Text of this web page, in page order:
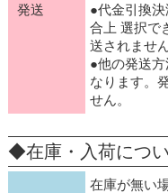
発送
●代金引換
合上 選択で
送されませ
●他の発送
なります。
せん。
◆在庫・入荷につ
在庫が無い